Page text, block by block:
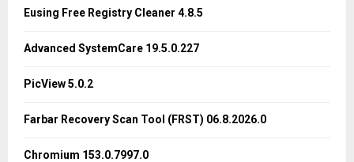
o
Eusing Free Registry Cleaner 4.8.5
Advanced SystemCare 19.5.0.227
PicView 5.0.2
Farbar Recovery Scan Tool (FRST) 06.8.2026.0
Chromium 153.0.7997.0